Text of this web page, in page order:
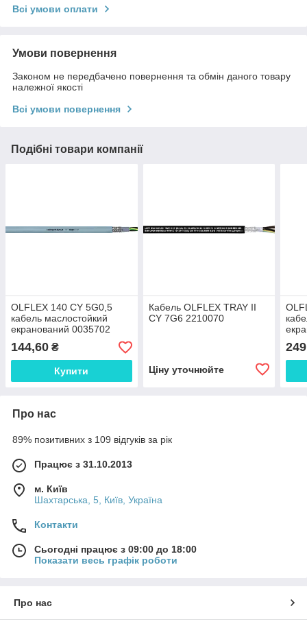
Всі умови оплати
Умови повернення
Законом не передбачено повернення та обмін даного товару
належної якості
Всі умови повернення
Подібні товари компанії
OLFLEX 140 CY 5G0,5
кабель маслостойкий
екранований 0035702
144,60 ₴
Купити
Кабель OLFLEX TRAY II
CY 7G6 2210070
Ціну уточнюйте
Про нас
89% позитивних з 109 відгуків за рік
Працює з 31.10.2013
м. Київ
Шахтарська, 5, Київ, Україна
Контакти
Сьогодні працює з 09:00 до 18:00
Показати весь графік роботи
Про нас